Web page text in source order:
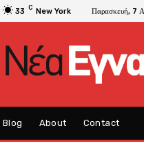
33 C New York Παρασκευή, 7
Blog About Contact